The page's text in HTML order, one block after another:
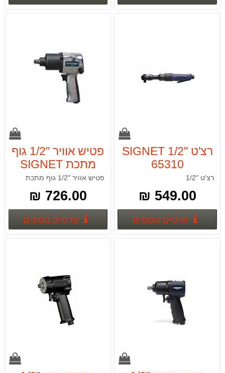
רצ'ט "1/2 SIGNET
65310
רצ'ט "1/2
549.00 ₪
פרטים נוספיםפרטים נוספים
פטיש אוויר "1/2 גוף
מתכת SIGNET
65311פטיש אוויר "1/2 גוף מתכת
726.00 ₪
פרטים נוספים